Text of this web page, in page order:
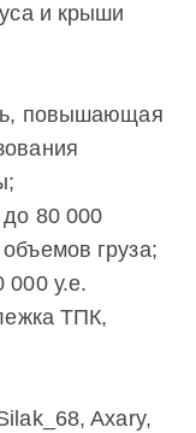
и крыши
повышающая
80 000
груза;
у.е.
ТПК,
Axary,